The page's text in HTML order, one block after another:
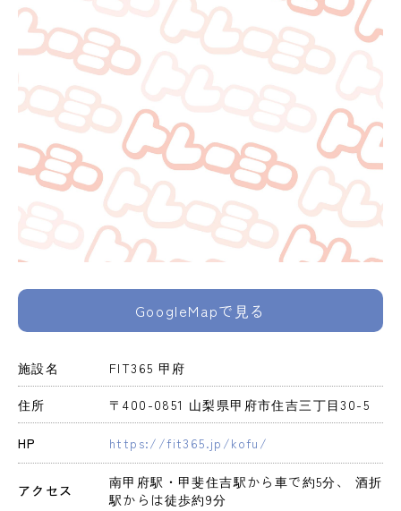
GoogleMapで見る
施設名 FIT365 甲府
住所 〒400-0851 山梨県甲府市住吉三丁目30-5
HP https://fit365.jp/kofu/
アクセス
南甲府駅・甲斐住吉駅から車で約5分、 酒折
駅からは徒歩約9分